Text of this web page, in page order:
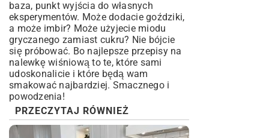
baza, punkt wyjścia do własnych
eksperymentów. Może dodacie goździki,
a może imbir? Może użyjecie miodu
gryczanego zamiast cukru? Nie bójcie
się próbować. Bo najlepsze przepisy na
nalewkę wiśniową to te, które sami
udoskonalicie i które będą wam
smakować najbardziej. Smacznego i
powodzenia!
PRZECZYTAJ RÓWNIEŻ